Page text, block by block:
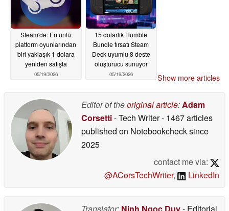
Steam'de: En ünlü
platform oyunlarından
biri yaklaşık 1 dolara
yeniden satışta
05/19/2026
15 dolarlık Humble
Bundle fırsatı Steam
Deck uyumlu 8 deste
oluşturucu sunuyor
05/19/2026 Show more articles
Editor of theoriginal article:Adam
Corsetti- Tech Writer- 1467 articles
published on Notebookchecksince
2025
contact me via:
@ACorsTechWriter, LinkedIn
Translator: Ninh Ngoc Duy- Editorial